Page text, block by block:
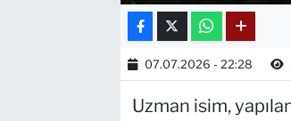
07.07.2026 - 22:28
Uzman isim,